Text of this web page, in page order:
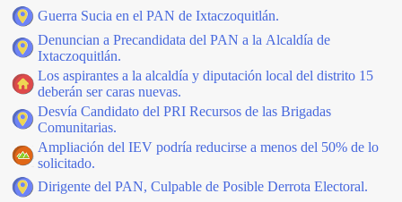
Guerra Sucia en el PAN de Ixtaczoquitlán.
Denuncian a Precandidata del PAN a la Alcaldía de
Ixtaczoquitlán.
Los aspirantes a la alcaldía y diputación local del distrito 15
deberán ser caras nuevas.
Desvía Candidato del PRI Recursos de las Brigadas
Comunitarias.
Ampliación del IEV podría reducirse a menos del 50% de lo
solicitado.
Dirigente del PAN, Culpable de Posible Derrota Electoral.